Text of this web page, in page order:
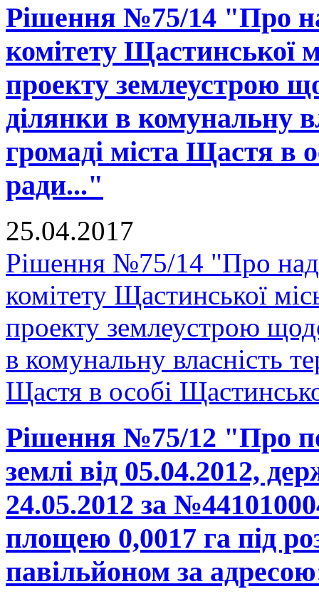
Рішення №75/14 "Про
комітету Щастинської
проекту землеустрою
ділянки в комунальну
громаді міста Щастя в
ради..."
25.04.2017
Рішення №75/14 "Про
комітету Щастинської
проекту землеустрою
в комунальну власність
Щастя в особі
Рішення №75/12 "Про
землі від 05.04.2012,
24.05.2012 за
площею 0,0017 га під
павільйоном за